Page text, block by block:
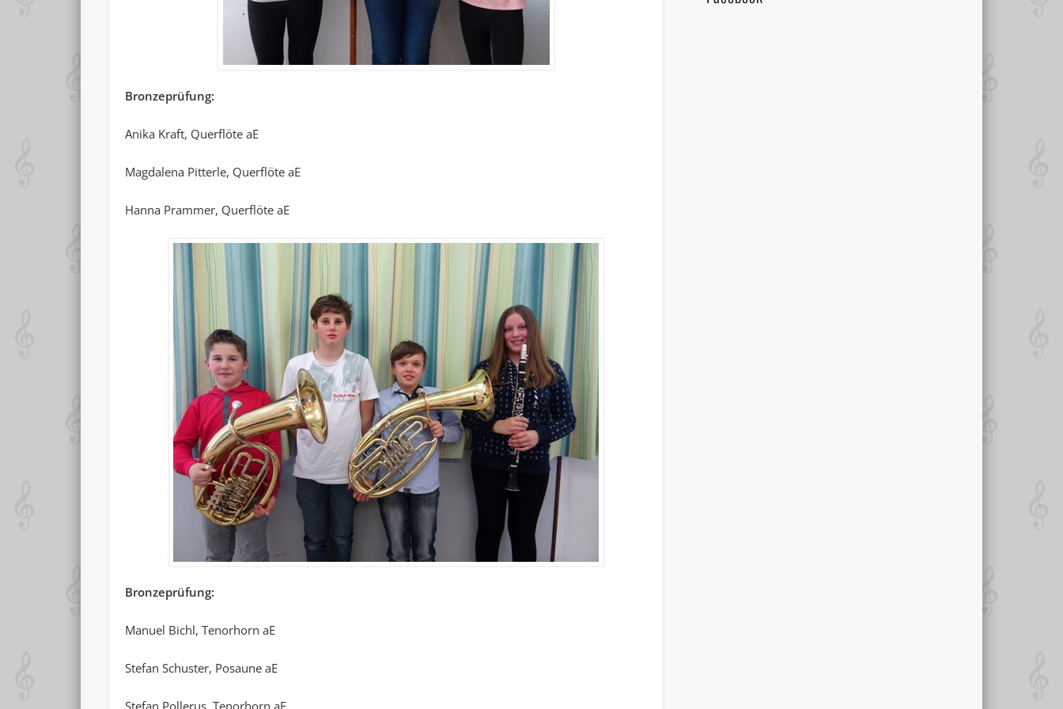
Bronzeprüfung:
Anika Kraft, Querflöte aE
Magdalena Pitterle, Querflöte aE
Hanna Prammer, Querflöte aE
Bronzeprüfung:
Manuel Bichl, Tenorhorn aE
Stefan Schuster, Posaune aE